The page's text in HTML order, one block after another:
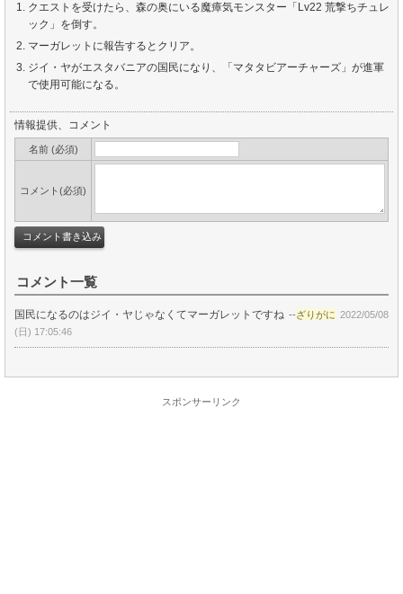
クエストを受けたら、森の奥にいる魔瘴気モンスター「Lv22 荒撃ちチュレ
ック」を倒す。
マーガレットに報告するとクリア。
ジイ・ヤがエスタバニアの国民になり、「マタタビアーチャーズ」が進軍
で使用可能になる。
情報提供、コメント
名前 (必須)
コメント(必須)
コメント一覧
国民になるのはジイ・ヤじゃなくてマーガレットですね --ざりがに 2022/05/08
(日) 17:05:46
スポンサーリンク